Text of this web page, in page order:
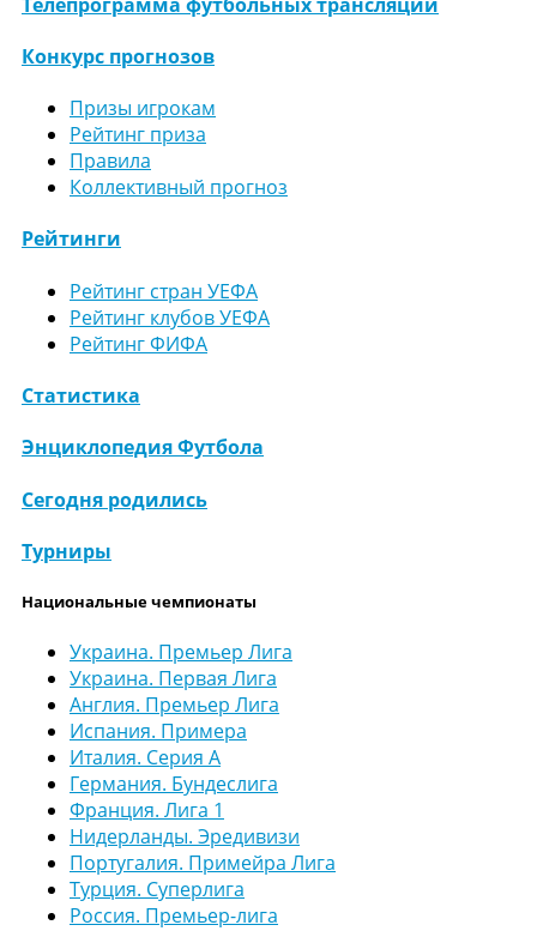
Конкурс прогнозов
Призы игрокам
Рейтинг приза
Правила
Коллективный прогноз
Рейтинги
Рейтинг стран УЕФА
Рейтинг клубов УЕФА
Рейтинг ФИФА
Статистика
Энциклопедия Футбола
Сегодня родились
Турниры
Национальные чемпионаты
Украина. Премьер Лига
Украина. Первая Лига
Англия. Премьер Лига
Испания. Примера
Италия. Серия А
Германия. Бундеслига
Франция. Лига 1
Нидерланды. Эредивизи
Португалия. Примейра Лига
Турция. Суперлига
Россия. Премьер-лига